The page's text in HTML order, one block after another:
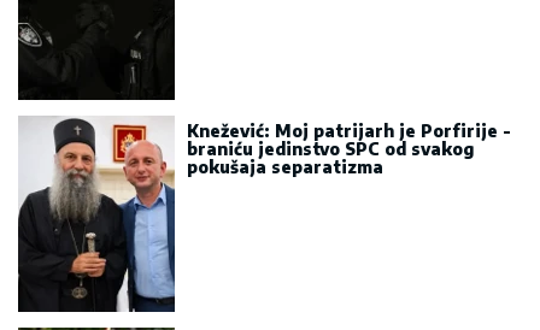
Knežević: Moj patrijarh je Porfirije -
braniću jedinstvo SPC od svakog
pokušaja separatizma